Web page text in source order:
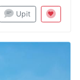
Upit